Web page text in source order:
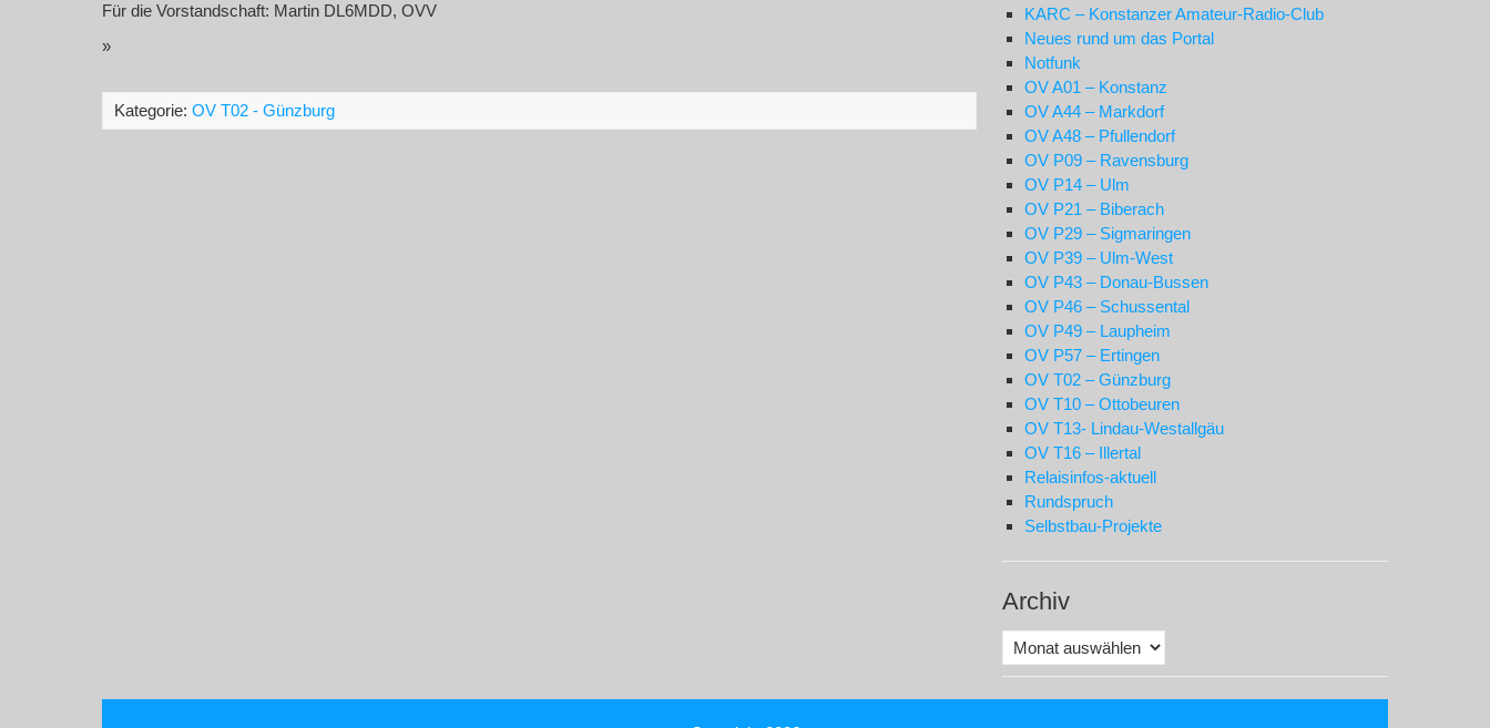
Für die Vorstandschaft: Martin DL6MDD, OVV
»
Kategorie: OV T02 - Günzburg
KARC – Konstanzer Amateur-Radio-Club
Neues rund um das Portal
Notfunk
OV A01 – Konstanz
OV A44 – Markdorf
OV A48 – Pfullendorf
OV P09 – Ravensburg
OV P14 – Ulm
OV P21 – Biberach
OV P29 – Sigmaringen
OV P39 – Ulm-West
OV P43 – Donau-Bussen
OV P46 – Schussental
OV P49 – Laupheim
OV P57 – Ertingen
OV T02 – Günzburg
OV T10 – Ottobeuren
OV T13- Lindau-Westallgäu
OV T16 – Illertal
Relaisinfos-aktuell
Rundspruch
Selbstbau-Projekte
Archiv
Archiv